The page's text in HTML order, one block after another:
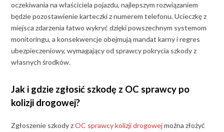
oczekiwania na właściciela pojazdu, najlepszym rozwiązaniem
będzie pozostawienie karteczki z numerem telefonu. Ucieczkę z
miejsca zdarzenia łatwo wykryć dzięki powszechnym systemom
monitoringu, a konsekwencje obejmują mandat karny i regres
ubezpieczeniowy, wymagający od sprawcy pokrycia szkody z
własnych środków.
Jak i gdzie zgłosić szkodę z OC sprawcy po
kolizji drogowej?
Zgłoszenie szkody zOC sprawcy kolizji drogowejmożna złożyć